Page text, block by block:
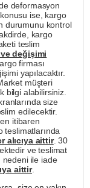
deformasyon
ise, kargo
durumunu kontrol
kargo
teslim
değişimi
firması
yapılacaktır.
müşteri
bilgi alabilirsiniz.
size
edilecektir.
itibaren
teslimatlarında
alıcıya aittir. 30
ve teslimat
nedeni ile iade
aittir.